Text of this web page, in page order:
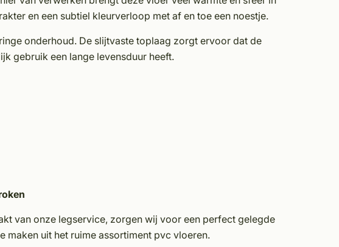
en een subtiel kleurverloop met af en toe een noestje.
onderhoud. De slijtvaste toplaag zorgt ervoor dat de
gebruik een lange levensduur heeft.
van onze legservice, zorgen wij voor een perfect gelegde
maken uit het ruime assortiment pvc vloeren.